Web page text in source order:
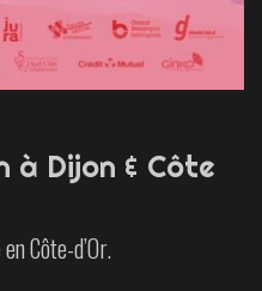
à Dijon & Côte
Côte-d’Or.